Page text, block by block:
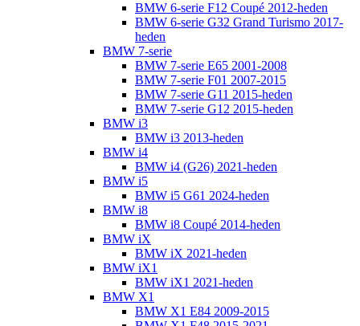
BMW 6-serie F12 Coupé 2012-heden
BMW 6-serie G32 Grand Turismo 2017-
heden
BMW 7-serie
BMW 7-serie E65 2001-2008
BMW 7-serie F01 2007-2015
BMW 7-serie G11 2015-heden
BMW 7-serie G12 2015-heden
BMW i3
BMW i3 2013-heden
BMW i4
BMW i4 (G26) 2021-heden
BMW i5
BMW i5 G61 2024-heden
BMW i8
BMW i8 Coupé 2014-heden
BMW iX
BMW iX 2021-heden
BMW iX1
BMW iX1 2021-heden
BMW X1
BMW X1 E84 2009-2015